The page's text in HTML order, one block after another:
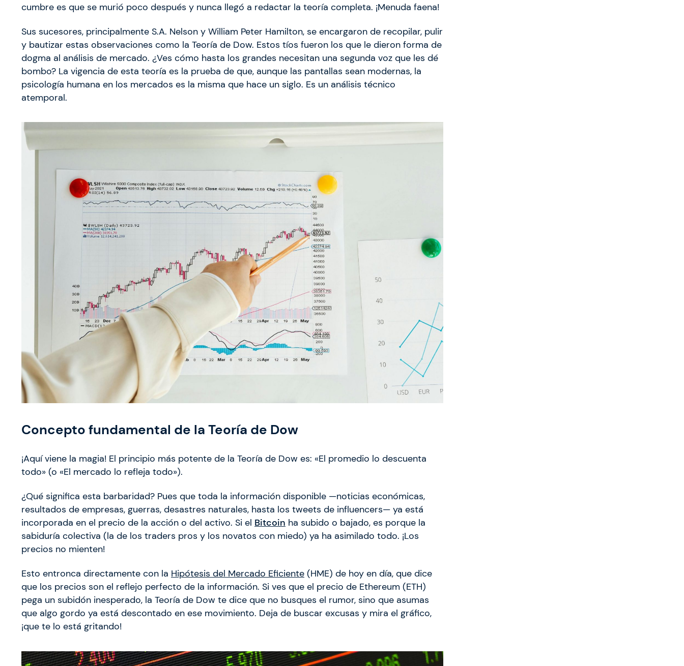
cumbre es que se murió poco después y nunca llegó a redactar la teoría completa. ¡Menuda faena!
Sus sucesores, principalmente S.A. Nelson y William Peter Hamilton, se encargaron de recopilar, pulir
y bautizar estas observaciones como la Teoría de Dow. Estos tíos fueron los que le dieron forma de
dogma al análisis de mercado. ¿Ves cómo hasta los grandes necesitan una segunda voz que les dé
bombo? La vigencia de esta teoría es la prueba de que, aunque las pantallas sean modernas, la
psicología humana en los mercados es la misma que hace un siglo. Es un análisis técnico
atemporal.
Concepto fundamental de la Teoría de Dow
¡Aquí viene la magia! El principio más potente de la Teoría de Dow es: «El promedio lo descuenta
todo» (o «El mercado lo refleja todo»).
¿Qué significa esta barbaridad? Pues que toda la información disponible —noticias económicas,
resultados de empresas, guerras, desastres naturales, hasta los tweets de influencers— ya está
incorporada en el precio de la acción o del activo. Si el Bitcoin ha subido o bajado, es porque la
sabiduría colectiva (la de los traders pros y los novatos con miedo) ya ha asimilado todo. ¡Los
precios no mienten!
Esto entronca directamente con la Hipótesis del Mercado Eficiente (HME) de hoy en día, que dice
que los precios son el reflejo perfecto de la información. Si ves que el precio de Ethereum (ETH)
pega un subidón inesperado, la Teoría de Dow te dice que no busques el rumor, sino que asumas
que algo gordo ya está descontado en ese movimiento. Deja de buscar excusas y mira el gráfico,
¡que te lo está gritando!